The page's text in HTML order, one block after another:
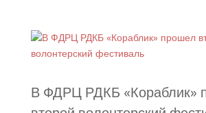
В ФДРЦ РДКБ «Кораблик»